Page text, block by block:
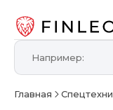
Главная